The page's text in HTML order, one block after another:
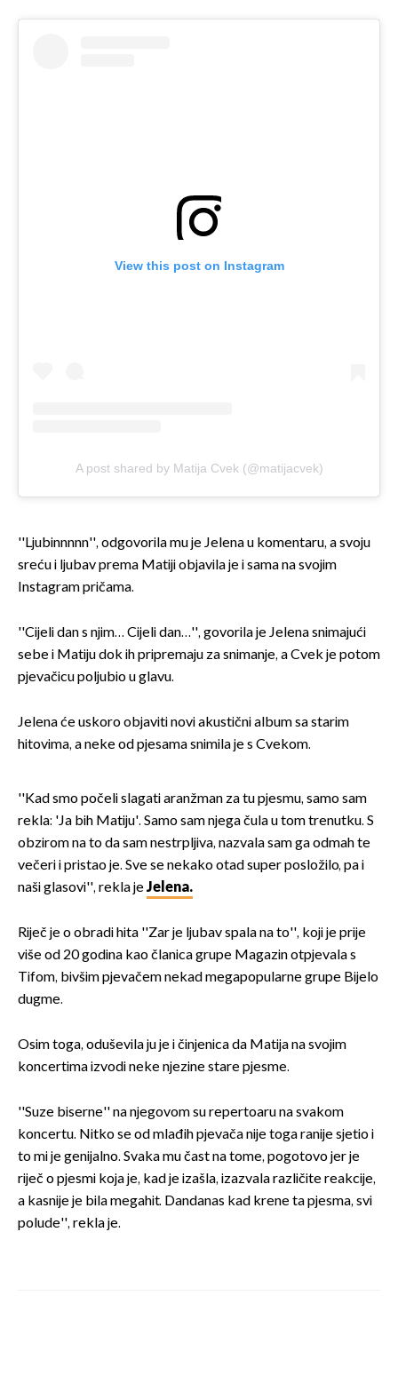
View this post on Instagram
A post shared by Matija Cvek (@matijacvek)
''Ljubinnnnn'', odgovorila mu je Jelena u komentaru, a svoju
sreću i ljubav prema Matiji objavila je i sama na svojim
Instagram pričama.
''Cijeli dan s njim… Cijeli dan…'', govorila je Jelena snimajući
sebe i Matiju dok ih pripremaju za snimanje, a Cvek je potom
pjevačicu poljubio u glavu.
Jelena će uskoro objaviti novi akustični album sa starim
hitovima, a neke od pjesama snimila je s Cvekom.
''Kad smo počeli slagati aranžman za tu pjesmu, samo sam
rekla: 'Ja bih Matiju'. Samo sam njega čula u tom trenutku. S
obzirom na to da sam nestrpljiva, nazvala sam ga odmah te
večeri i pristao je. Sve se nekako otad super posložilo, pa i
naši glasovi'', rekla jeJelena.
Riječ je o obradi hita ''Zar je ljubav spala na to'', koji je prije
više od 20 godina kao članica grupe Magazin otpjevala s
Tifom, bivšim pjevačem nekad megapopularne grupe Bijelo
dugme.
Osim toga, oduševila ju je i činjenica da Matija na svojim
koncertima izvodi neke njezine stare pjesme.
''Suze biserne'' na njegovom su repertoaru na svakom
koncertu. Nitko se od mlađih pjevača nije toga ranije sjetio i
to mi je genijalno. Svaka mu čast na tome, pogotovo jer je
riječ o pjesmi koja je, kad je izašla, izazvala različite reakcije,
a kasnije je bila megahit. Dandanas kad krene ta pjesma, svi
polude'', rekla je.